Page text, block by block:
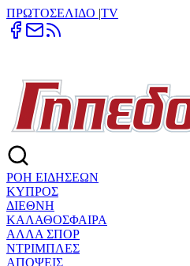
ΠΡΩΤΟΣΕΛΙΔΟ |TV
ΡΟΗ ΕΙΔΗΣΕΩΝ
ΚΥΠΡΟΣ
ΔΙΕΘΝΗ
ΚΑΛΑΘΟΣΦΑΙΡΑ
ΑΛΛΑ ΣΠΟΡ
ΝΤΡΙΜΠΛΕΣ
ΑΠΟΨΕΙΣ